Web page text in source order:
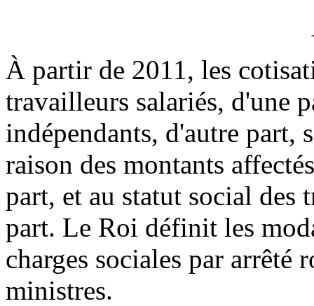
À partir de 2011, les
travailleurs salariés, d'une
indépendants, d'autre part,
raison des montants
part, et au statut social des
part. Le Roi définit les
charges sociales par arrêté
ministres.